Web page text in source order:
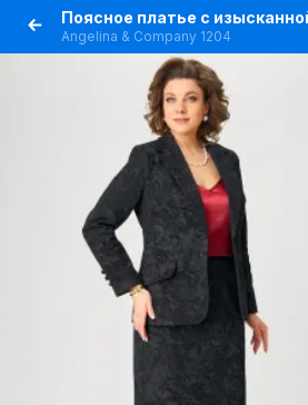
Angelina & Сompany 1204